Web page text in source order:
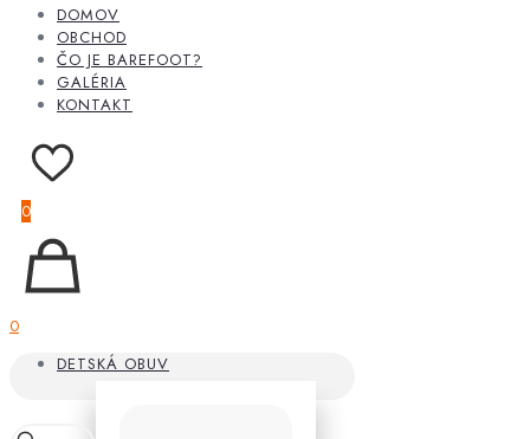
DOMOV
OBCHOD
ČO JE BAREFOOT?
GALÉRIA
KONTAKT
0
0
DETSKÁ OBUV